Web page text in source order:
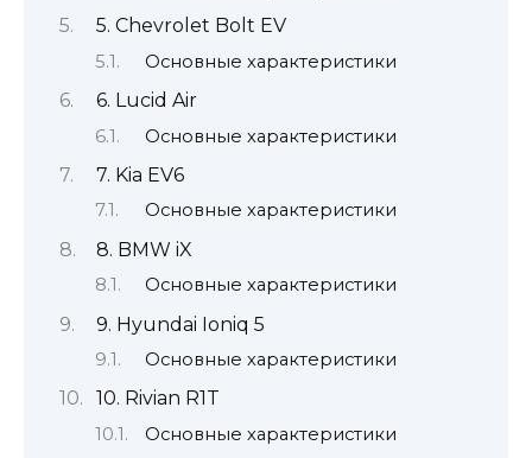
5. Chevrolet Bolt EV
Основные характеристики
6. Lucid Air
Основные характеристики
7. Kia EV6
Основные характеристики
8. BMW iX
Основные характеристики
9. Hyundai Ioniq 5
Основные характеристики
10. Rivian R1T
Основные характеристики